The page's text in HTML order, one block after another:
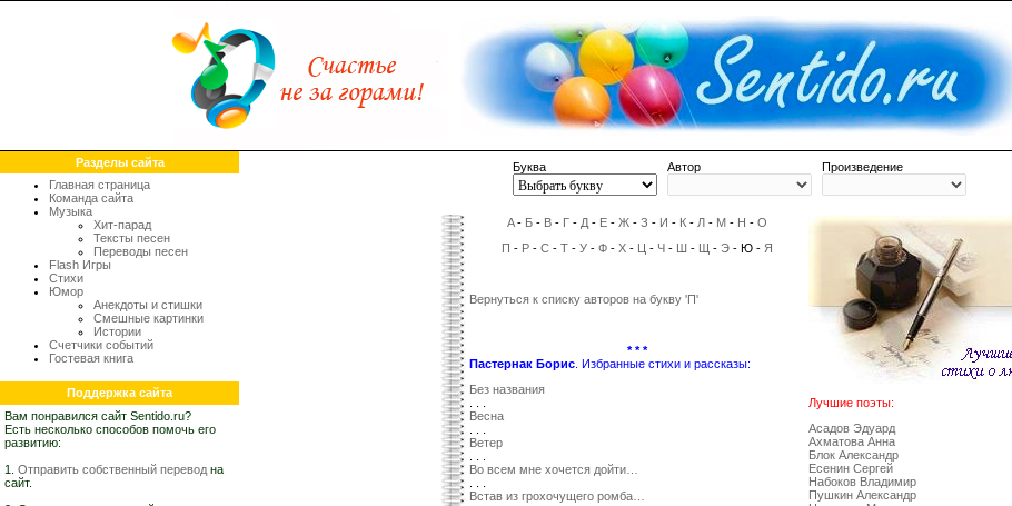
Разделы сайта
Главная страница
Команда сайта
Музыка
Хит-парад
Тексты песен
Переводы песен
Flash Игры
Стихи
Юмор
Анекдоты и стишки
Смешные картинки
Истории
Счетчики событий
Гостевая книга
Поддержка сайта
Вам понравился сайт Sentido.ru?
Есть несколько способов помочь его
развитию:
1. Отправить собственный перевод на
сайт.
Буква Автор Произведение
A- Б- В- Г- Д- Е- Ж- З - И - К- Л- М- Н - О
П - Р- С- Т- У- Ф- Х- Ц - Ч- Ш- Щ - Э- Ю - Я
Вернуться к списку авторов на букву 'П'
* * *
Пастернак Борис . Избранные стихи и рассказы:
Без названия
Весна
Ветер
Во всем мне хочется дойти…
Встав из грохочущего ромба…
Лучшие поэты:
Асадов Эдуард
Ахматова Анна
Блок Александр
Есенин Сергей
Набоков Владимир
Пушкин Александр